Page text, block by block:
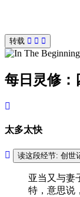
转载
每日灵修：
太多太快
读这段经节: 创世
亚当又与妻
特，意思说